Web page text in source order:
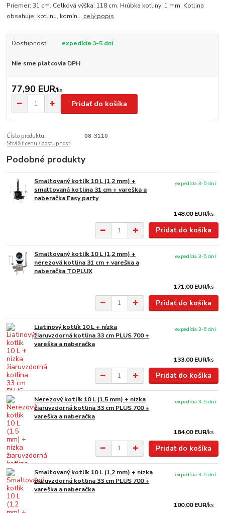
Priemer: 31 cm. Celková výška: 118 cm. Hrúbka kotliny: 1 mm. Kotlina
obsahuje: kotlinu, komín... celý popis
Dostupnosť expedícia 3-5 dní
Nie sme platcovia DPH
77,90 EUR/ks
Pridať do košíka
Číslo produktu:
08-3110
Strážiť cenu / dostupnosť
Podobné produkty
Smaltovaný kotlík 10 L (1,2 mm) +
smaltovaná kotlina 31 cm + vareška a
naberačka Easy party
148,00 EUR/ks
expedícia 3-5 dní
Pridať do košíka
Smaltovaný kotlík 10 L (1,2 mm) +
nerezová kotlina 31 cm + vareška a
naberačka TOPLUX
171,00 EUR/ks
expedícia 3-5 dní
Pridať do košíka
Liatinový kotlík 10 L + nízka
žiaruvzdorná kotlina 33 cm PLUS 700 +
vareška a naberačka
133,00 EUR/ks
expedícia 3-5 dní
Pridať do košíka
Nerezový kotlík 10 L (1,5 mm) + nízka
žiaruvzdorná kotlina 33 cm PLUS 700 +
vareška a naberačka
184,00 EUR/ks
expedícia 3-5 dní
Pridať do košíka
Smaltovaný kotlík 10 L (1,2 mm) + nízka
žiaruvzdorná kotlina 33 cm PLUS 700 +
vareška a naberačka
100,00 EUR/ks
expedícia 3-5 dní